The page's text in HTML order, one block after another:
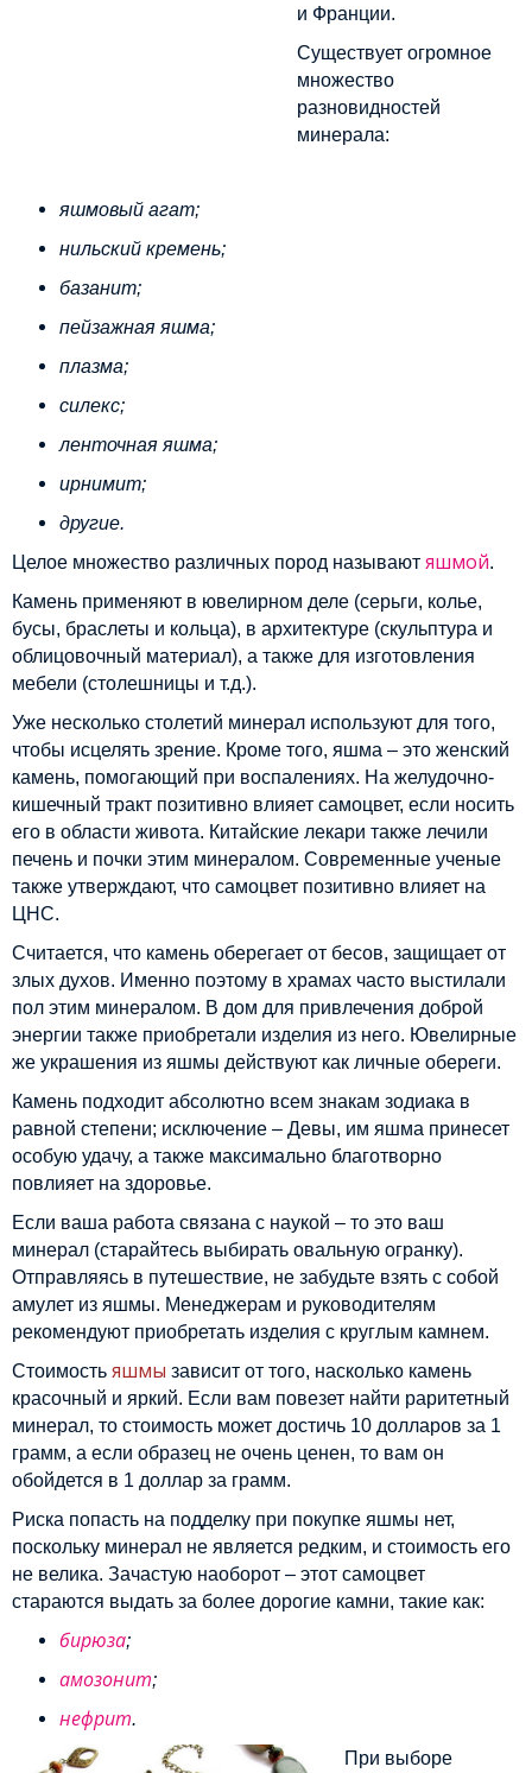
и Франции.
Существует огромное
множество
разновидностей
минерала:
яшмовый агат;
нильский кремень;
базанит;
пейзажная яшма;
плазма;
силекс;
ленточная яшма;
ирнимит;
другие.
Целое множество различных пород называют яшмой.
Камень применяют в ювелирном деле (серьги, колье,
бусы, браслеты и кольца), в архитектуре (скульптура и
облицовочный материал), а также для изготовления
мебели (столешницы и т.д.).
Уже несколько столетий минерал используют для того,
чтобы исцелять зрение. Кроме того, яшма – это женский
камень, помогающий при воспалениях. На желудочно-
кишечный тракт позитивно влияет самоцвет, если носить
его в области живота. Китайские лекари также лечили
печень и почки этим минералом. Современные ученые
также утверждают, что самоцвет позитивно влияет на
ЦНС.
Считается, что камень оберегает от бесов, защищает от
злых духов. Именно поэтому в храмах часто выстилали
пол этим минералом. В дом для привлечения доброй
энергии также приобретали изделия из него. Ювелирные
же украшения из яшмы действуют как личные обереги.
Камень подходит абсолютно всем знакам зодиака в
равной степени; исключение – Девы, им яшма принесет
особую удачу, а также максимально благотворно
повлияет на здоровье.
Если ваша работа связана с наукой – то это ваш
минерал (старайтесь выбирать овальную огранку).
Отправляясь в путешествие, не забудьте взять с собой
амулет из яшмы. Менеджерам и руководителям
рекомендуют приобретать изделия с круглым камнем.
Стоимость яшмы зависит от того, насколько камень
красочный и яркий. Если вам повезет найти раритетный
минерал, то стоимость может достичь 10 долларов за 1
грамм, а если образец не очень ценен, то вам он
обойдется в 1 доллар за грамм.
Риска попасть на подделку при покупке яшмы нет,
поскольку минерал не является редким, и стоимость его
не велика. Зачастую наоборот – этот самоцвет
стараются выдать за более дорогие камни, такие как:
бирюза;
амозонит;
нефрит.
При выборе